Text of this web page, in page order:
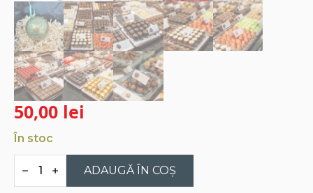
50,00 lei
În stoc
Cantitate
Glob
ADAUGĂ ÎN COȘ